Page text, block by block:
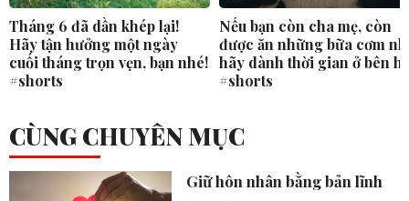
Tháng 6 đã dần khép lại!
Hãy tận hưởng một ngày
cuối tháng trọn vẹn, bạn nhé!
#shorts
Nếu bạn còn cha mẹ, còn
được ăn những bữa cơm
hãy dành thời gian ở bên
#shorts
CÙNG CHUYÊN MỤC
Giữ hôn nhân bằng bản lĩnh